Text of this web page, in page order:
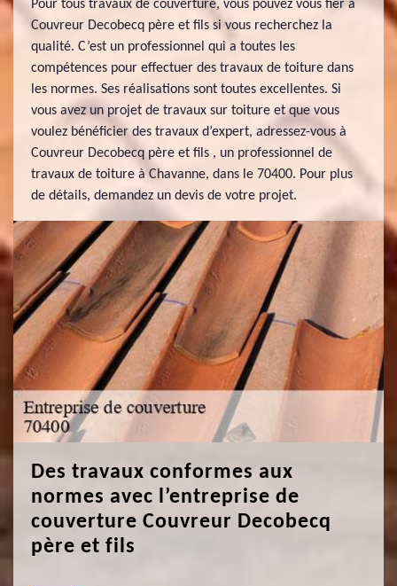
Pour tous travaux de couverture, vous pouvez vous fier à
Couvreur Decobecq père et fils si vous recherchez la
qualité. C’est un professionnel qui a toutes les
compétences pour effectuer des travaux de toiture dans
les normes. Ses réalisations sont toutes excellentes. Si
vous avez un projet de travaux sur toiture et que vous
voulez bénéficier des travaux d’expert, adressez-vous à
Couvreur Decobecq père et fils , un professionnel de
travaux de toiture à Chavanne, dans le 70400. Pour plus
de détails, demandez un devis de votre projet.
Des travaux conformes aux
normes avec l’entreprise de
couverture Couvreur Decobecq
père et fils